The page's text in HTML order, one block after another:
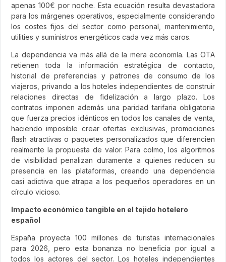
apenas 100€ por noche. Esta ecuación resulta devastadora
para los márgenes operativos, especialmente considerando
los costes fijos del sector como personal, mantenimiento,
utilities y suministros energéticos cada vez más caros.
La dependencia va más allá de la mera economía. Las OTA
retienen toda la información estratégica de contacto,
historial de preferencias y patrones de consumo de los
viajeros, privando a los hoteles independientes de construir
relaciones directas de fidelización a largo plazo. Los
contratos imponen además una paridad tarifaria obligatoria
que fuerza precios idénticos en todos los canales de venta,
haciendo imposible crear ofertas exclusivas, promociones
flash atractivas o paquetes personalizados que diferencien
realmente la propuesta de valor. Para colmo, los algoritmos
de visibilidad penalizan duramente a quienes reducen su
presencia en las plataformas, creando una dependencia
casi adictiva que atrapa a los pequeños operadores en un
círculo vicioso.
Impacto económico tangible en el tejido hotelero
español
España proyecta 100 millones de turistas internacionales
para 2026, pero esta bonanza no beneficia por igual a
todos los actores del sector. Los hoteles independientes